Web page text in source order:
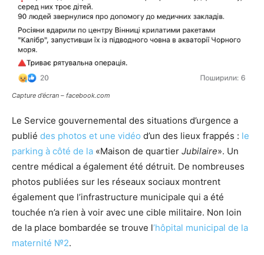
Capture d’écran – facebook.com
Le Service gouvernemental des situations d’urgence a
publié des photos et une vidéo d’un des lieux frappés : le
parking à côté de la «Maison de quartier Jubilaire». Un
centre médical a également été détruit. De nombreuses
photos publiées sur les réseaux sociaux montrent
également que l’infrastructure municipale qui a été
touchée n’a rien à voir avec une cible militaire. Non loin
de la place bombardée se trouve l’hôpital municipal de la
maternité №2.